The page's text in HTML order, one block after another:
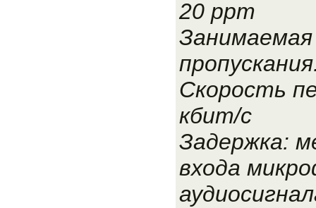
20 ppm
Занимаемая
Скорость
кбит/с
Задержка:
входа